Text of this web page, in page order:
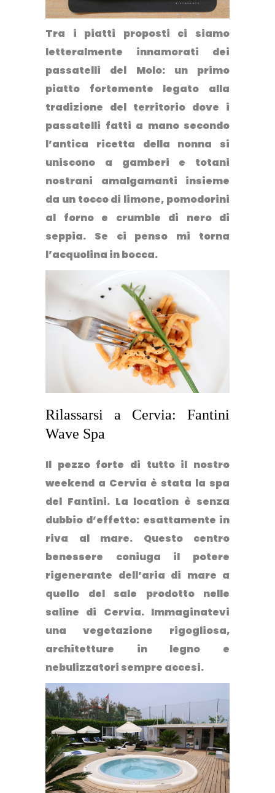
Tra i piatti proposti ci siamo
letteralmente innamorati dei
passatelli del Molo: un primo
piatto fortemente legato alla
tradizione del territorio dove i
passatelli fatti a mano secondo
l’antica ricetta della nonna si
uniscono a gamberi e totani
nostrani amalgamanti insieme
da un tocco di limone, pomodorini
al forno e crumble di nero di
seppia. Se ci penso mi torna
l’acquolina in bocca.
Rilassarsi a Cervia: Fantini
Wave Spa
Il pezzo forte di tutto il nostro
weekend a Cervia è stata la spa
del Fantini. La location è senza
dubbio d’effetto: esattamente in
riva al mare. Questo centro
benessere coniuga il potere
rigenerante dell’aria di mare a
quello del sale prodotto nelle
saline di Cervia. Immaginatevi
una vegetazione rigogliosa,
architetture in legno e
nebulizzatori sempre accesi.